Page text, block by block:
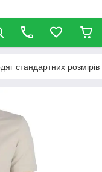
стандартних розмірів